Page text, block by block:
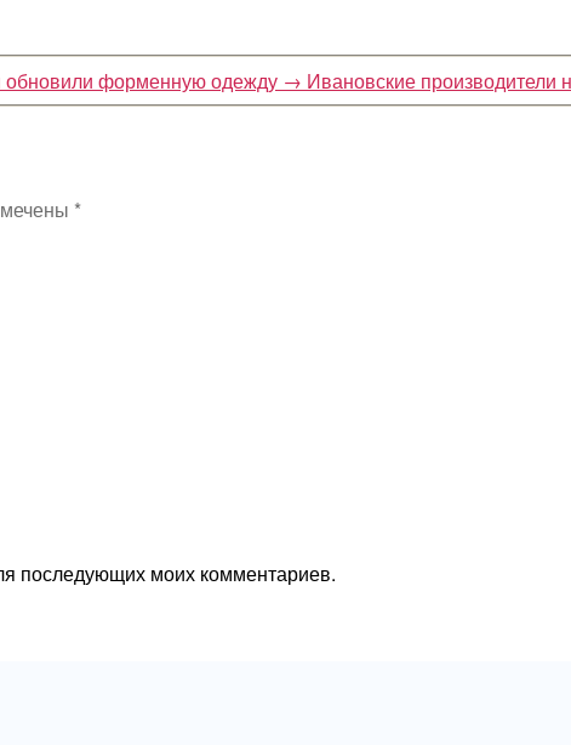
обновили форменную одежду → Ивановские производители
*
последующих моих комментариев.